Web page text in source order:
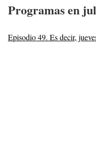
Programas en
Episodio 49. Es decir,